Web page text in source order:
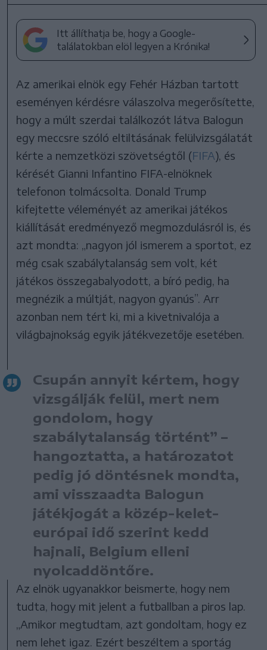
Itt állíthatja be, hogy a Google-
találatokban elöl legyen a Krónika!
Az amerikai elnök egy Fehér Házban tartott
eseményen kérdésre válaszolva megerősítette,
hogy a múlt szerdai találkozót látva Balogun
egy meccsre szóló eltiltásának felülvizsgálatát
kérte a nemzetközi szövetségtől (FIFA), és
kérését Gianni Infantino FIFA-elnöknek
telefonon tolmácsolta. Donald Trump
kifejtette véleményét az amerikai játékos
kiállítását eredményező megmozdulásról is, és
azt mondta: „nagyon jól ismerem a sportot, ez
még csak szabálytalanság sem volt, két
játékos összegabalyodott, a bíró pedig, ha
megnézik a múltját, nagyon gyanús”. Arr
azonban nem tért ki, mi a kivetnivalója a
világbajnokság egyik játékvezetője esetében.
Csupán annyit kértem, hogy
vizsgálják felül, mert nem
gondolom, hogy
szabálytalanság történt” –
hangoztatta, a határozatot
pedig jó döntésnek mondta,
ami visszaadta Balogun
játékjogát a közép-kelet-
európai idő szerint kedd
hajnali, Belgium elleni
nyolcaddöntőre.
Az elnök ugyanakkor beismerte, hogy nem
tudta, hogy mit jelent a futballban a piros lap.
„Amikor megtudtam, azt gondoltam, hogy ez
nem lehet igaz. Ezért beszéltem a sportág